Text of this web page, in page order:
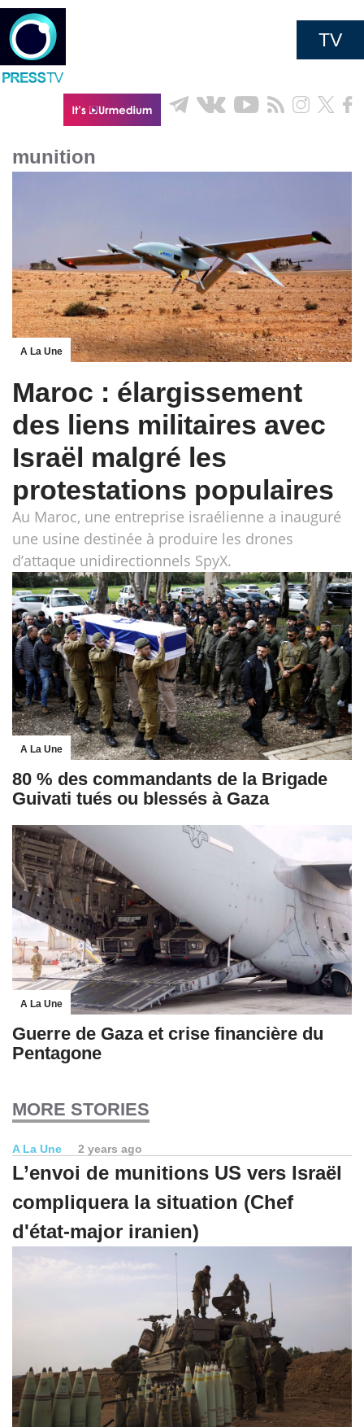
TV
munition
A La Une
Maroc : élargissement
des liens militaires avec
Israël malgré les
protestations populaires
Au Maroc, une entreprise israélienne a inauguré
une usine destinée à produire les drones
d’attaque unidirectionnels SpyX.
A La Une
80 % des commandants de la Brigade
Guivati tués ou blessés à Gaza
A La Une
Guerre de Gaza et crise financière du
Pentagone
MORE STORIES
A La Une 2 years ago
L’envoi de munitions US vers Israël
compliquera la situation (Chef
d'état-major iranien)